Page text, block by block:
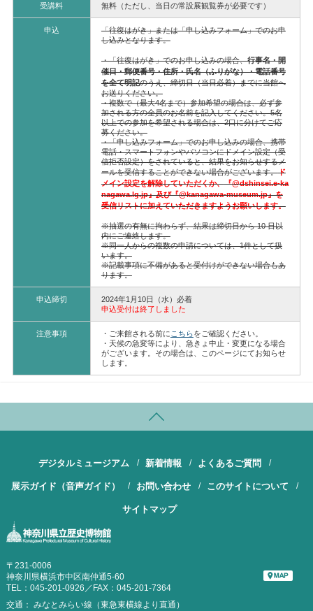
受講料 無料（ただし、当日の常設展観覧券が必要です）
申込
「往復はがき」または「申し込みフォーム」でのお申
し込みとなります。
・「往復はがき」でのお申し込みの場合、行事名・開
催日・郵便番号・住所・氏名（ふりがな）・電話番号
を全て明記のうえ、締切日（当日必着）までに当館へ
お送りください。
・複数で（最大4名まで）参加希望の場合は、必ず参
加される方の全員のお名前を記入してください。5名
以上での参加を希望される場合は、2口に分けてご応
募ください。
・「申し込みフォーム」でのお申し込みの場合、携帯
電話・スマートフォンやパソコンにドメイン設定（受
信拒否設定）をされていると、結果をお知らせするメ
ールを受信することができない場合がございます。ド
メイン設定を解除していただくか、『@dshinsei.e-ka
nagawa.lg.jp』及び『@kanagawa-museum.jp』を
受信リストに加えていただきますようお願いします。
※抽選の有無に拘わらず、結果は締切日から 10 日以
内にご連絡します。
※同一人からの複数の申請については、1件として扱
います。
※記載事項に不備があると受付けができない場合もあ
ります。
申込締切
2024年1月10日（水）必着
申込受付は終了しました
注意事項 ・ご来館される前に こちらをご確認ください。
・天候の急変等により、急きょ中止・変更になる場合
がございます。その場合は、このページにてお知らせ
します。
デジタルミュージアム 新着情報 よくあるご質問
展示ガイド（音声ガイド） お問い合わせ このサイトについて
サイトマップ
〒231-0006
神奈川県横浜市中区南仲通5-60
TEL：045-201-0926／FAX：045-201-7364
交通： みなとみらい線（東急東横線より直通）